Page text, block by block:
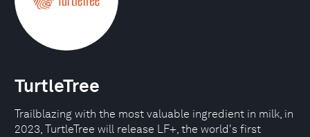
TurtleTree
Trailblazing with the most valuable ingredient in milk, in
2023, TurtleTree will release LF+, the world's first